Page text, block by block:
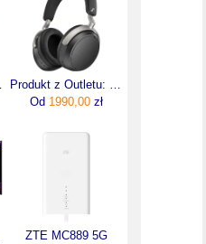
Od 1990,00 zł
ZTE MC889 5G